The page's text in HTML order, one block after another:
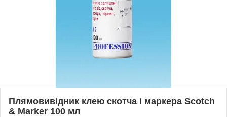
Плямовивідник клею скотча і маркера Scotch
& Marker 100 мл